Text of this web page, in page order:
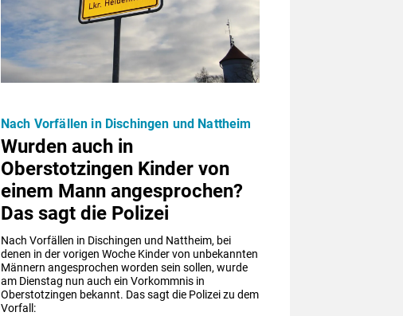
Wurden auch in
Oberstotzingen Kinder von
einem Mann angesprochen?
Das sagt die Polizei
Nach Vorfällen in Dischingen und Nattheim, bei
denen in der vorigen Woche Kinder von unbekannten
Männern angesprochen worden sein sollen, wurde
am Dienstag nun auch ein Vorkommnis in
Oberstotzingen bekannt. Das sagt die Polizei zu dem
Vorfall:
Nach Vorfällen in Dischingen und Nattheim